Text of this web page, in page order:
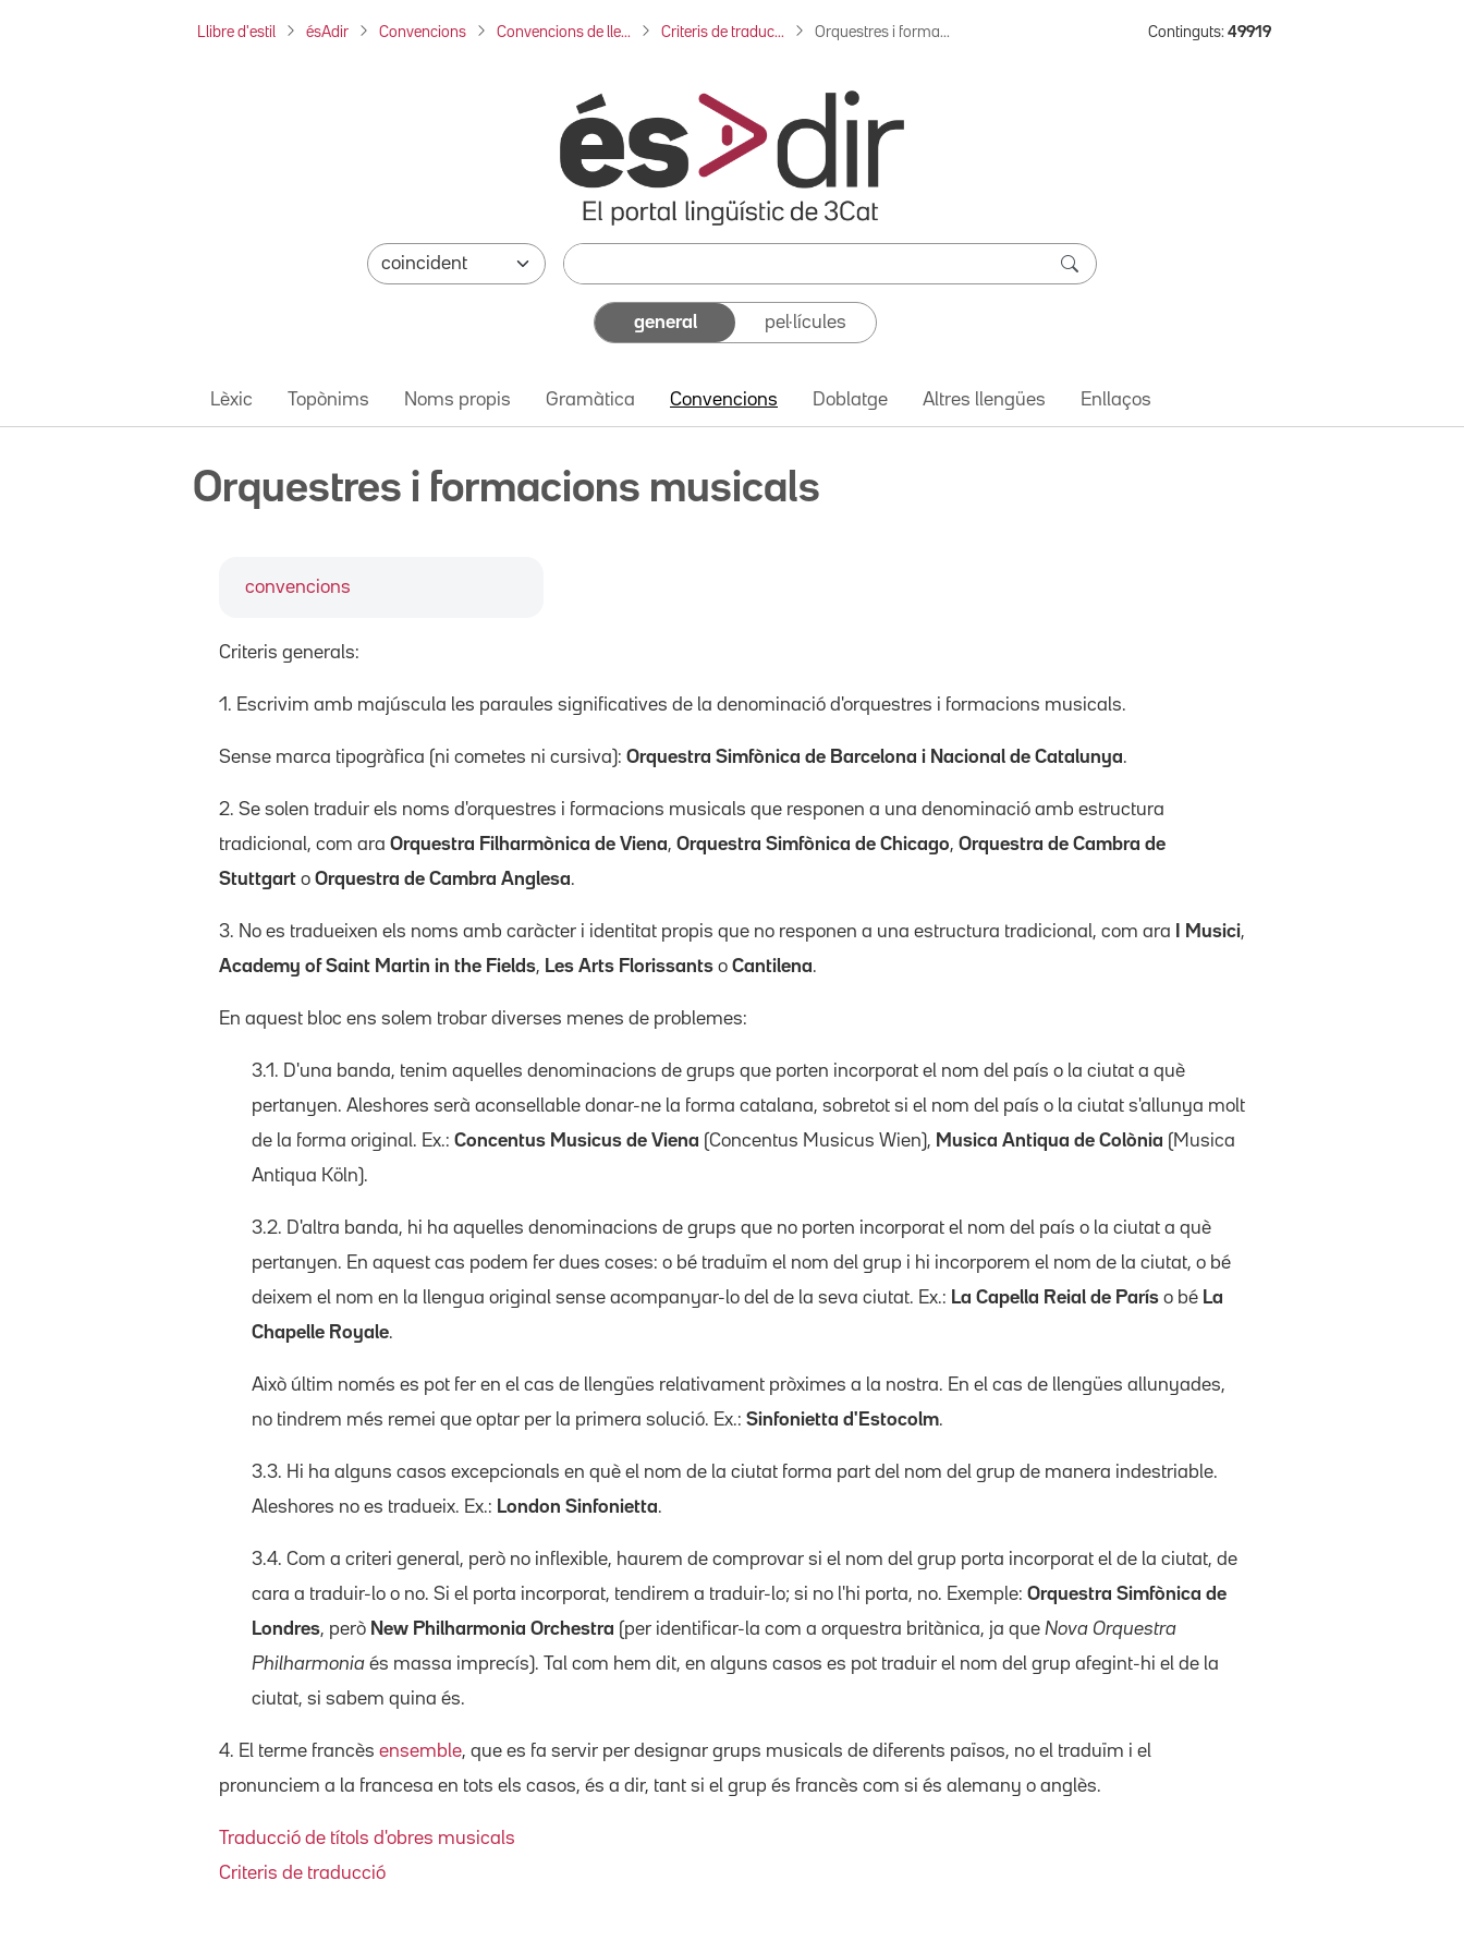
Llibre d'estil ésAdir Convencions Convencions de lle... Criteris de traduc... Orquestres i forma... Continguts: 49919
general pel·lícules
Lèxic Topònims Noms propis Gramàtica Convencions Doblatge Altres llengües Enllaços
Orquestres i formacions musicals
convencions
Criteris generals:
1. Escrivim amb majúscula les paraules significatives de la denominació d'orquestres i formacions musicals.
Sense marca tipogràfica (ni cometes ni cursiva): Orquestra Simfònica de Barcelona i Nacional de Catalunya.
2. Se solen traduir els noms d'orquestres i formacions musicals que responen a una denominació amb estructura
tradicional, com ara Orquestra Filharmònica de Viena, Orquestra Simfònica de Chicago, Orquestra de Cambra de
Stuttgart o Orquestra de Cambra Anglesa.
3. No es tradueixen els noms amb caràcter i identitat propis que no responen a una estructura tradicional, com ara I Musici,
Academy of Saint Martin in the Fields, Les Arts Florissants o Cantilena.
En aquest bloc ens solem trobar diverses menes de problemes:
3.1. D'una banda, tenim aquelles denominacions de grups que porten incorporat el nom del país o la ciutat a què
pertanyen. Aleshores serà aconsellable donar-ne la forma catalana, sobretot si el nom del país o la ciutat s'allunya molt
de la forma original. Ex.: Concentus Musicus de Viena (Concentus Musicus Wien), Musica Antiqua de Colònia (Musica
Antiqua Köln).
3.2. D'altra banda, hi ha aquelles denominacions de grups que no porten incorporat el nom del país o la ciutat a què
pertanyen. En aquest cas podem fer dues coses: o bé traduïm el nom del grup i hi incorporem el nom de la ciutat, o bé
deixem el nom en la llengua original sense acompanyar-lo del de la seva ciutat. Ex.: La Capella Reial de París o bé La
Chapelle Royale.
Això últim només es pot fer en el cas de llengües relativament pròximes a la nostra. En el cas de llengües allunyades,
no tindrem més remei que optar per la primera solució. Ex.: Sinfonietta d'Estocolm.
3.3. Hi ha alguns casos excepcionals en què el nom de la ciutat forma part del nom del grup de manera indestriable.
Aleshores no es tradueix. Ex.: London Sinfonietta.
3.4. Com a criteri general, però no inflexible, haurem de comprovar si el nom del grup porta incorporat el de la ciutat, de
cara a traduir-lo o no. Si el porta incorporat, tendirem a traduir-lo; si no l'hi porta, no. Exemple: Orquestra Simfònica de
Londres, però New Philharmonia Orchestra (per identificar-la com a orquestra britànica, ja que Nova Orquestra
Philharmonia és massa imprecís). Tal com hem dit, en alguns casos es pot traduir el nom del grup afegint-hi el de la
ciutat, si sabem quina és.
4. El terme francès ensemble, que es fa servir per designar grups musicals de diferents països, no el traduïm i el
pronunciem a la francesa en tots els casos, és a dir, tant si el grup és francès com si és alemany o anglès.
Traducció de títols d'obres musicals
Criteris de traducció